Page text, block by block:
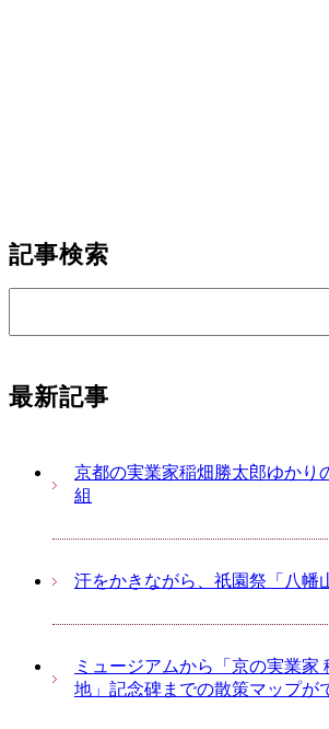
記事検索
最新記事
京都の実業家稲畑勝太郎ゆかり
組
汗をかきながら、祇園祭「八幡
ミュージアムから「京の実業家
地」記念碑までの散策マップが